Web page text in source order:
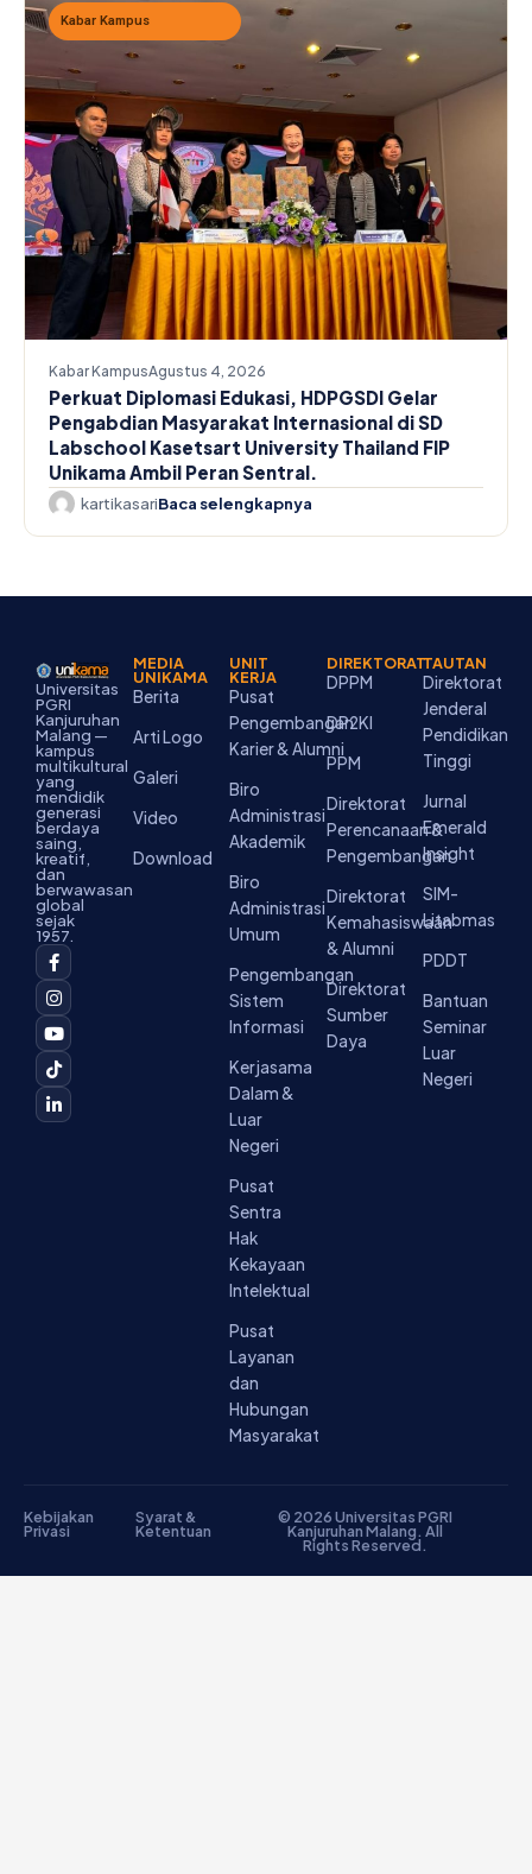
Kabar Kampus
Kabar KampusAgustus 4, 2026
Perkuat Diplomasi Edukasi, HDPGSDI Gelar
Pengabdian Masyarakat Internasional di SD
Labschool Kasetsart University Thailand FIP
Unikama Ambil Peran Sentral.
kartikasariBaca selengkapnya
Universitas
PGRI
Kanjuruhan
Malang —
kampus
multikultural
yang
mendidik
generasi
berdaya
saing,
kreatif,
dan
berwawasan
global
sejak
1957.
F
a
c
e
b
o
o
k
-
f
I
n
s
t
a
g
r
a
m
Y
o
u
t
u
b
e
T
i
k
t
o
k
L
i
n
k
e
d
i
n
-
i
MEDIA
UNIKAMA
Berita
Arti Logo
Galeri
Video
Download
UNIT
KERJA
Pusat
Pengembangan
Karier & Alumni
Biro
Administrasi
Akademik
Biro
Administrasi
Umum
Pengembangan
Sistem
Informasi
Kerjasama
Dalam &
Luar
Negeri
Pusat
Sentra
Hak
Kekayaan
Intelektual
Pusat
Layanan
dan
Hubungan
Masyarakat
DIREKTORAT
DPPM
DP2KI
PPM
Direktorat
Perencanaan &
Pengembangan
Direktorat
Kemahasiswaan
& Alumni
Direktorat
Sumber
Daya
TAUTAN
Direktorat
Jenderal
Pendidikan
Tinggi
Jurnal
Emerald
Insight
SIM-
Litabmas
PDDT
Bantuan
Seminar
Luar
Negeri
© 2026 Universitas PGRI
Kanjuruhan Malang. All
Rights Reserved.
Kebijakan
Privasi
Syarat &
Ketentuan